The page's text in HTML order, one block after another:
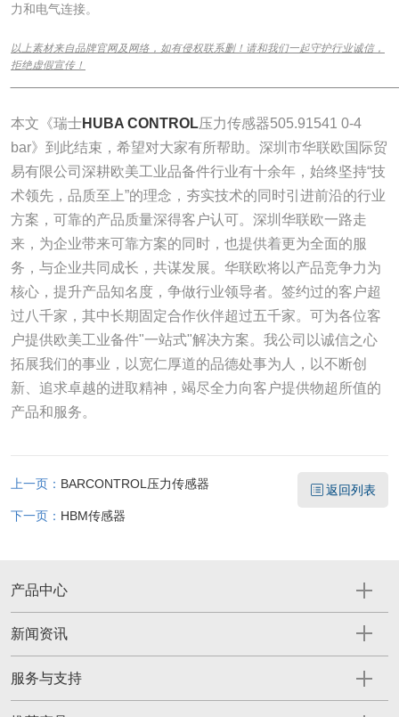
力和电气连接。
以上素材来自品牌官网及网络，如有侵权联系删！请和我们一起守护行业诚信，
拒绝虚假宣传！
本文《瑞士HUBA CONTROL压力传感器505.91541 0-4
bar》到此结束，希望对大家有所帮助。深圳市华联欧国际贸
易有限公司深耕欧美工业品备件行业有十余年，始终坚持“技
术领先，品质至上”的理念，夯实技术的同时引进前沿的行业
方案，可靠的产品质量深得客户认可。深圳华联欧一路走
来，为企业带来可靠方案的同时，也提供着更为全面的服
务，与企业共同成长，共谋发展。华联欧将以产品竞争力为
核心，提升产品知名度，争做行业领导者。签约过的客户超
过八千家，其中长期固定合作伙伴超过五千家。可为各位客
户提供欧美工业备件"一站式"解决方案。我公司以诚信之心
拓展我们的事业，以宽仁厚道的品德处事为人，以不断创
新、追求卓越的进取精神，竭尽全力向客户提供物超所值的
产品和服务。
上一页： BARCONTROL压力传感器
下一页： HBM传感器
返回列表
产品中心
新闻资讯
服务与支持